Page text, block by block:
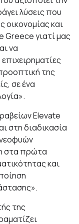
λύσεις που
οικονομίας και
Greece γιατί μας
να
της
σε ένα
Elevate
στη διαδικασία
στα πρώτα
και
της